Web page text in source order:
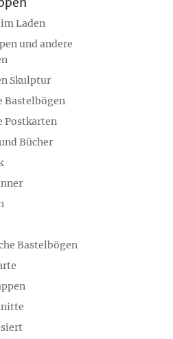
Laden
und andere
Skulptur
Bastelbögen
Postkarten
Bücher
Bastelbögen